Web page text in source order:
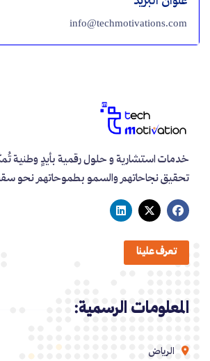
info@techmotivations.com
خدمات استشارية و حلول رقمية بأيدٍ وطنية
تحقيق نجاحاتهم والسمو بطموحاتهم نحو سقف
تعرف علينا
المعلومات الرسمية:
الرياض